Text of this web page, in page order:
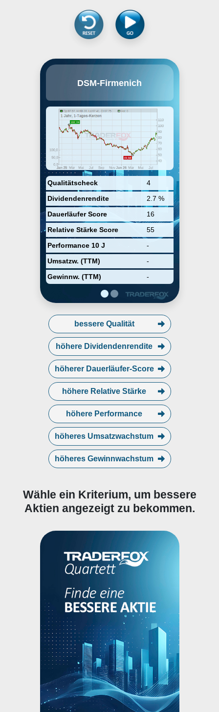
DSM-Firmenich
Qualitätscheck
4
Dividendenrendite
2.7 %
Dauerläufer Score
16
Relative Stärke Score
55
Performance 10 J
-
Umsatzw. (TTM)
-
Gewinnw. (TTM)
-
in nutrition, health, and beauty. It
combines vital nutrients, flavors,
and fragrances for the world's
growing population to thrive. The
firm offers a comprehensive range
of natural and renewable
ingredients and renowned science
and technology capabilities, the
company uniquely works to create
what is essential for life, desirable
for consumers, and more
sustainable for the planet. The
company was founded on May 16,
2022 and is headquartered in
Kaiseraugst, Switzerland.
bessere Qualität
höhere Dividendenrendite
höherer Dauerläufer-Score
höhere Relative Stärke
höhere Performance
höheres Umsatzwachstum
höheres Gewinnwachstum
Wähle ein Kriterium, um bessere
Aktien angezeigt zu bekommen.